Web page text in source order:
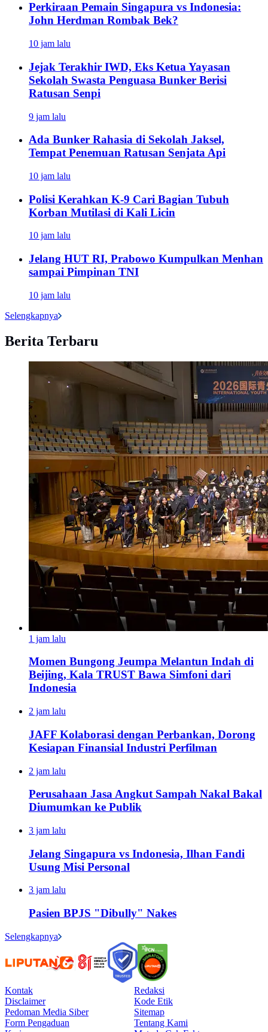
Perkiraan Pemain Singapura vs Indonesia:
John Herdman Rombak Bek?
10 jam lalu
Jejak Terakhir IWD, Eks Ketua Yayasan
Sekolah Swasta Penguasa Bunker Berisi
Ratusan Senpi
9 jam lalu
Ada Bunker Rahasia di Sekolah Jaksel,
Tempat Penemuan Ratusan Senjata Api
10 jam lalu
Polisi Kerahkan K-9 Cari Bagian Tubuh
Korban Mutilasi di Kali Licin
10 jam lalu
Jelang HUT RI, Prabowo Kumpulkan Menhan
sampai Pimpinan TNI
10 jam lalu
Selengkapnya
Berita Terbaru
1 jam lalu
Momen Bungong Jeumpa Melantun Indah di
Beijing, Kala TRUST Bawa Simfoni dari
Indonesia
2 jam lalu
JAFF Kolaborasi dengan Perbankan, Dorong
Kesiapan Finansial Industri Perfilman
2 jam lalu
Perusahaan Jasa Angkut Sampah Nakal Bakal
Diumumkan ke Publik
3 jam lalu
Jelang Singapura vs Indonesia, Ilhan Fandi
Usung Misi Personal
3 jam lalu
Pasien BPJS "Dibully" Nakes
Selengkapnya
Kontak
Redaksi
Disclaimer
Kode Etik
Pedoman Media Siber
Sitemap
Form Pengaduan
Tentang Kami